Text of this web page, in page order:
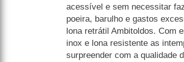
acessível e sem necessitar
poeira, barulho e gastos
lona retrátil Ambitoldos. Com
inox e lona resistente as
surpreender com a qualidade